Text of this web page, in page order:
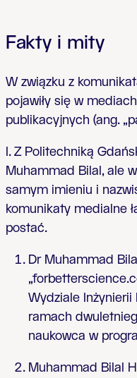
Fakty i mity
W związku z
pojawiły się w
publikacyjnych (ang.
I. Z Politechniką
Muhammad Bilal, ale
samym imieniu i
komunikaty medialne
postać.
Dr Muhammad
Wydziale
ramach
naukowca w
Muhammad Bilal